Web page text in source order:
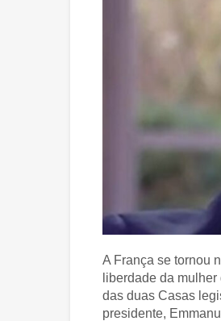
A França se tornou
liberdade da
das duas Casas
presidente,